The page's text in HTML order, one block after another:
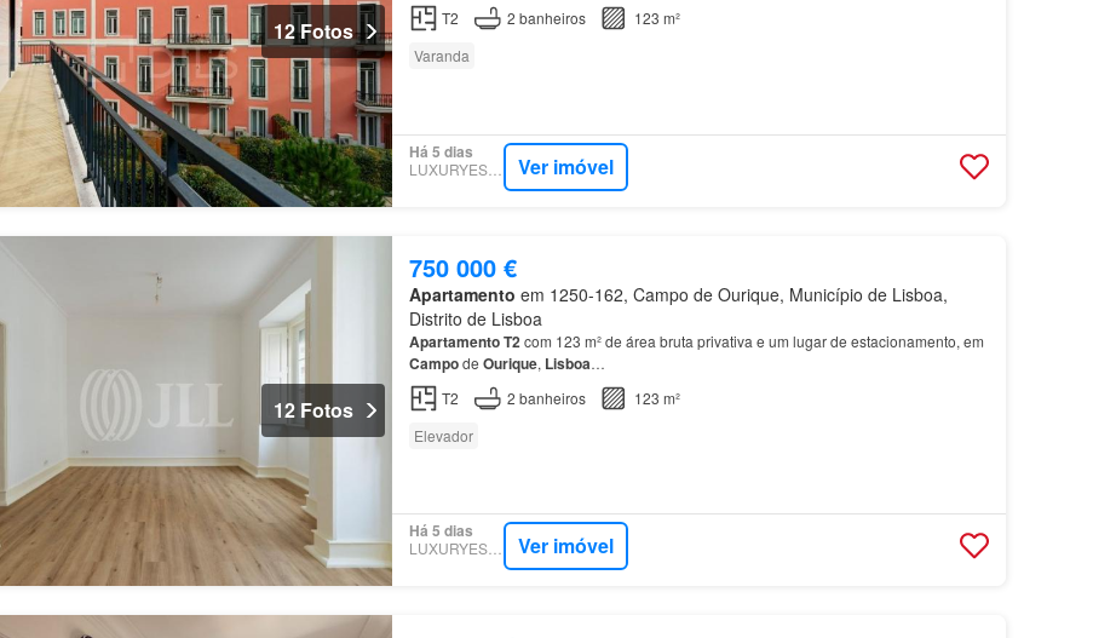
12 Fotos
T2
2 banheiros
123 m²
Varanda
Há 5 dias
LUXURYESTATE Ver imóvel
12 Fotos
750 000 €
Apartamento em 1250-162, Campo de Ourique, Município de Lisboa,
Distrito de Lisboa
ApartamentoT2com 123 m² de área bruta privativa e um lugar de estacionamento, em
Campode Ourique, Lisboa…
T2
2 banheiros
123 m²
Elevador
Há 5 dias
LUXURYESTATE Ver imóvel